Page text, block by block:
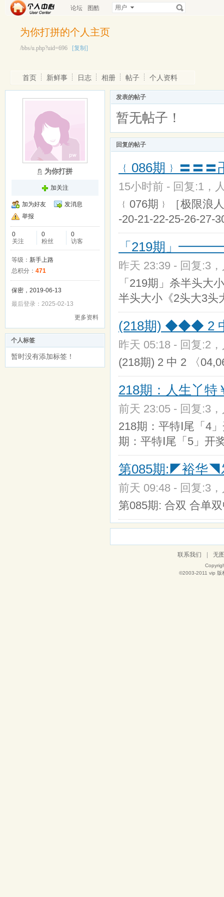
论坛 图酷 用户
为你打拼的个人主页
/bbs/u.php?uid=696 [复制]
首页 新鲜事 日志 相册 帖子 个人资料
为你打拼
加关注
加为好友
发消息
举报
0
关注
0
粉丝
0
访客
等级： 新手上路
总积分： 471
保密，2019-06-13
最后登录：2025-02-13
更多资料
个人标签
暂时没有添加标签！
发表的帖子
暂无帖子！
回复的帖子
﹛086期﹜〓〓
15小时前 - 回复:1，
﹛076期﹜［极限浪
-20-21-22-25-26-27-
「219期」
昨天 23:39 - 回复:3
「219期」杀半头大
半头大小《2头大3头
(218期) ◆◆◆ 2
昨天 05:18 - 回复:2
(218期) 2 中 2 〈
218期：人生丫
前天 23:05 - 回复:3
218期：平特Ⅰ尾「4
期：平特Ⅰ尾「5」开
第085期:◤裕华◥
前天 09:48 - 回复:3
第085期: 合双 合单
联系我们 无
©2003-2011 vip 版